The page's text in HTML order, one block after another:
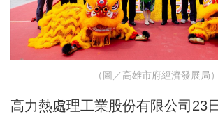
（圖／高雄市府經濟發展局）
高力熱處理工業股份有限公司23